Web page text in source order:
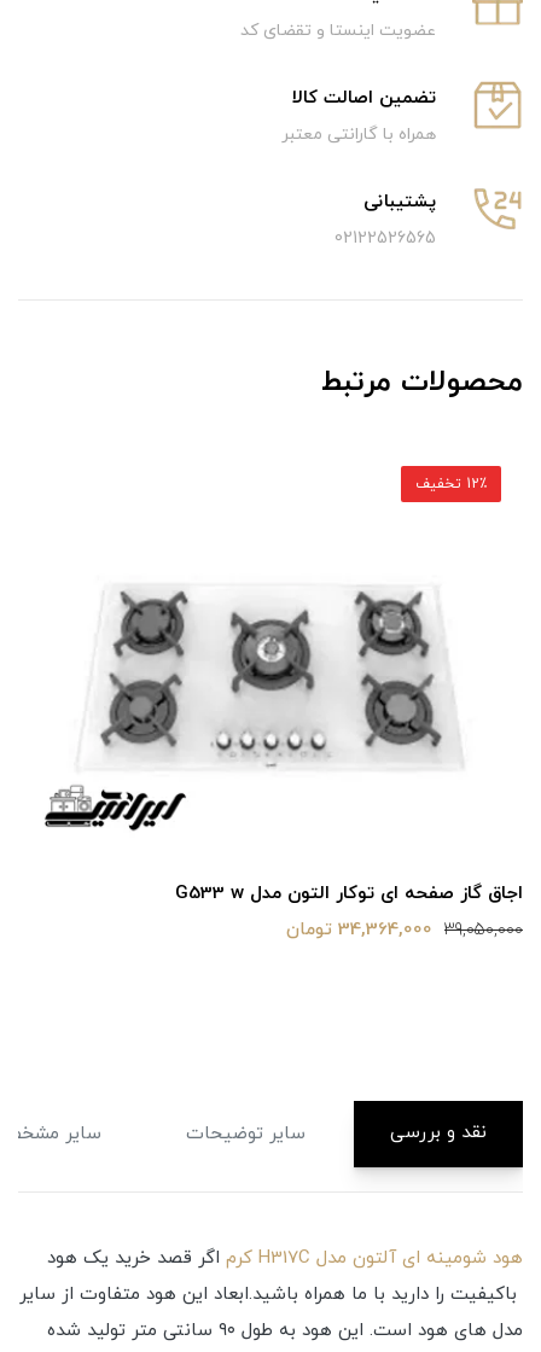
عضویت اینستا و تقضای کد
تضمین اصالت کالا
همراه با گارانتی معتبر
پشتیبانی
02122526565
محصولات مرتبط
اجاق گاز صفحه ای توکار التون مدل G533 w
39,050,000 34,364,000 تومان
12٪ تخفیف
نقد و بررسی سایر توضیحات سایر
هود شومینه ای آلتون مدل H317C کرم
اگر قصد خرید یک هود
باکیفیت را دارید با ما همراه باشید.ابعاد این هود متفاوت از سایر
مدل های هود است. این هود به طول ۹۰ سانتی متر تولید شده